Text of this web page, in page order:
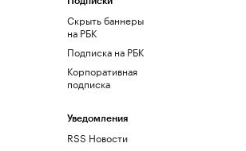
Скрыть баннеры
на РБК
Подписка на РБК
Корпоративная
подписка
Уведомления
RSS Новости